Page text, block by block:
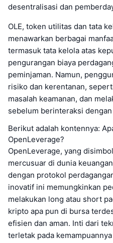
desentralisasi dan
OLE, token utilitas dan tata
menawarkan berbagai
termasuk tata kelola atas
pengurangan biaya
peminjaman. Namun,
risiko dan kerentanan,
masalah keamanan, dan
sebelum berinteraksi
Berikut adalah kontennya:
OpenLeverage?
OpenLeverage, yang
mercusuar di dunia
dengan protokol
inovatif ini memungkinkan
melakukan long atau short
kripto apa pun di bursa
efisien dan aman. Inti dari
terletak pada